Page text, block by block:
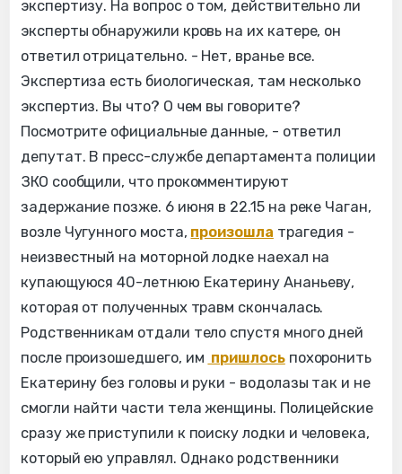
экспертизу. На вопрос о том, действительно ли
эксперты обнаружили кровь на их катере, он
ответил отрицательно. - Нет, вранье все.
Экспертиза есть биологическая, там несколько
экспертиз. Вы что? О чем вы говорите?
Посмотрите официальные данные, - ответил
депутат. В пресс-службе департамента полиции
ЗКО сообщили, что прокомментируют
задержание позже. 6 июня в 22.15 на реке Чаган,
возле Чугунного моста, произошла трагедия -
неизвестный на моторной лодке наехал на
купающуюся 40-летнюю Екатерину Ананьеву,
которая от полученных травм скончалась.
Родственникам отдали тело спустя много дней
после произошедшего, им пришлосьпохоронить
Екатерину без головы и руки - водолазы так и не
смогли найти части тела женщины. Полицейские
сразу же приступили к поиску лодки и человека,
который ею управлял. Однако родственники